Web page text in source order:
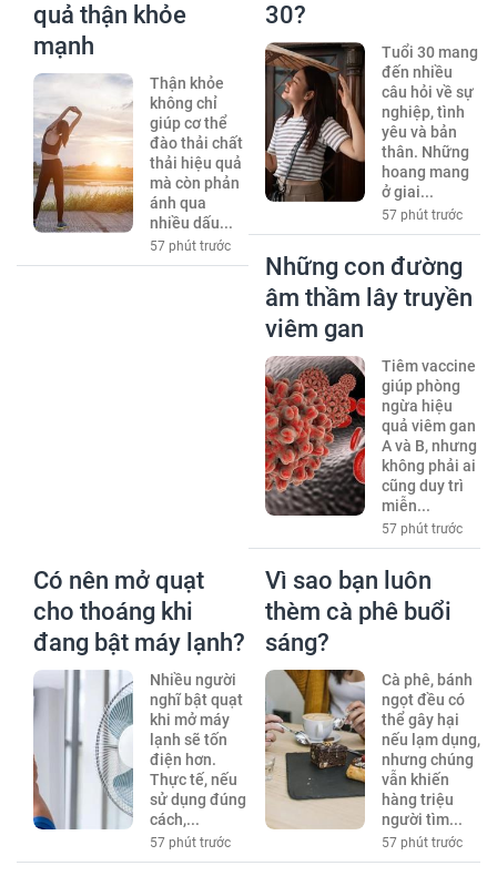
quả thận khỏe
mạnh
Thận khỏe
không chỉ
giúp cơ thể
đào thải chất
thải hiệu quả
mà còn phản
ánh qua
nhiều dấu...
57 phút trước
30?
Tuổi 30 mang
đến nhiều
câu hỏi về sự
nghiệp, tình
yêu và bản
thân. Những
hoang mang
ở giai...
57 phút trước
Những con đường
âm thầm lây truyền
viêm gan
Tiêm vaccine
giúp phòng
ngừa hiệu
quả viêm gan
A và B, nhưng
không phải ai
cũng duy trì
miễn...
57 phút trước
Có nên mở quạt
cho thoáng khi
đang bật máy lạnh?
Nhiều người
nghĩ bật quạt
khi mở máy
lạnh sẽ tốn
điện hơn.
Thực tế, nếu
sử dụng đúng
cách,...
57 phút trước
Vì sao bạn luôn
thèm cà phê buổi
sáng?
Cà phê, bánh
ngọt đều có
thể gây hại
nếu lạm dụng,
nhưng chúng
vẫn khiến
hàng triệu
người tìm...
57 phút trước